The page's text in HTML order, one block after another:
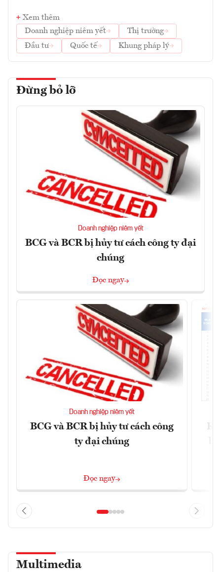
Xem thêm
Doanh nghiệp niêm yết
Thị trường
Đầu tư
Quốc tế Khung pháp lý
Đừng bỏ lỡ
Doanh nghiệp niêm yết
BCG và BCR bị hủy tư cách công ty đại
chúng
Đọc ngay
Doanh nghiệp niêm yết
BCG và BCR bị hủy tư cách công
ty đại chúng
Đọc ngay
Multimedia